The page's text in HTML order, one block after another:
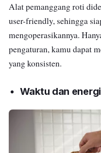
Alat pemanggang roti
user-friendly, sehingga
mengoperasikannya.
pengaturan, kamu dapat
yang konsisten.
Waktu dan